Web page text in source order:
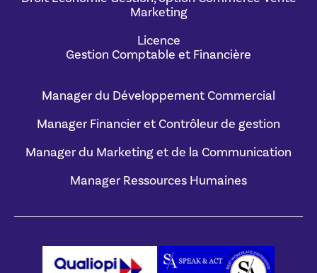
Marketing
Licence
Gestion Comptable et Financière
Manager du Développement Commercial
Manager Financier et Contrôleur de gestion
Manager du Marketing et de la Communication
Manager Ressources Humaines